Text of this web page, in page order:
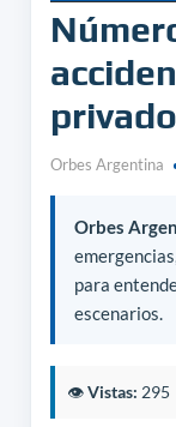
Orbes Argentina
Orbes
para
escenarios.
👁️Vistas: 295